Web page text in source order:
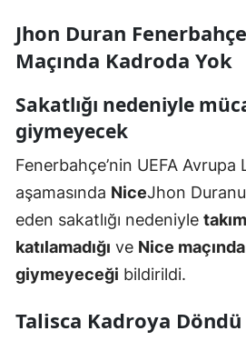
Jhon Duran
Maçında Kadroda Yok
Sakatlığı nedeniyle
giymeyecek
Fenerbahçe’nin UEFA Avrupa
aşamasında NiceJhon
eden sakatlığı nedeniyle
katılamadığı ve Nice
giymeyeceği bildirildi.
Talisca Kadroya Döndü